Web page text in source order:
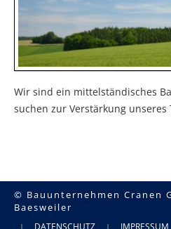
Wir sind ein mittelständisches
suchen zur Verstärkung unseres
© Bauunternehmen Cranen
Baesweiler
| |